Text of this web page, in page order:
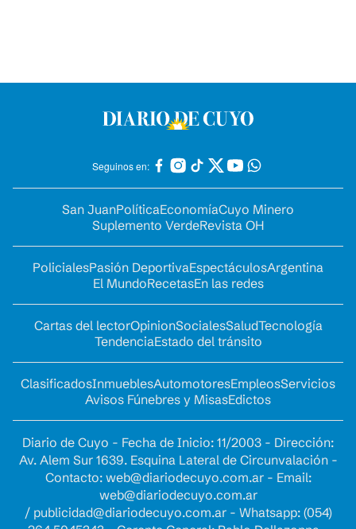
Seguinos en:
San JuanPolíticaEconomíaCuyo Minero
Suplemento VerdeRevista OH
PolicialesPasión DeportivaEspectáculosArgentina
El MundoRecetasEn las redes
Cartas del lectorOpinionSocialesSaludTecnología
TendenciaEstado del tránsito
ClasificadosInmueblesAutomotoresEmpleosServicios
Avisos Fúnebres y MisasEdictos
Diario de Cuyo - Fecha de Inicio: 11/2003 - Dirección:
Av. Alem Sur 1639. Esquina Lateral de Circunvalación -
Contacto: web@diariodecuyo.com.ar- Email:
web@diariodecuyo.com.ar
/ publicidad@diariodecuyo.com.ar- Whatsapp: (054)